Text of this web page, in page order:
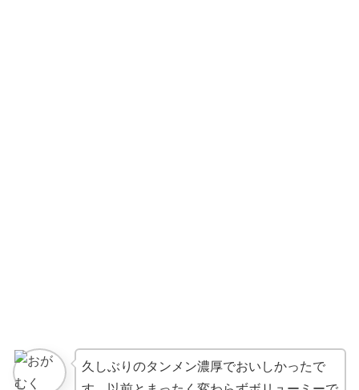
久しぶりのタンメン濃厚でおいしかったで